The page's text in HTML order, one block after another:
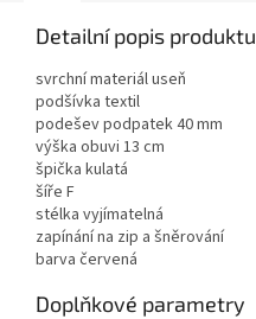
Detailní popis produktu
svrchní materiál useň
podšívka textil
podešev podpatek 40 mm
výška obuvi 13 cm
špička kulatá
šíře F
stélka vyjímatelná
zapínání na zip a šněrování
barva červená
Doplňkové parametry